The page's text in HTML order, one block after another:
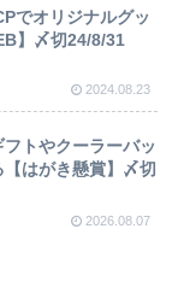
でオリジナルグッ
】〆切24/8/31
2024.08.23
トやクーラーバッ
はがき懸賞】〆切
2026.08.07